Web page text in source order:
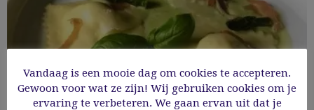
Glutenvrije ravioli gevuld met ricotta en
Vandaag is een mooie dag om cookies te accepteren.
Gewoon voor wat ze zijn! Wij gebruiken cookies om je
ervaring te verbeteren. We gaan ervan uit dat je